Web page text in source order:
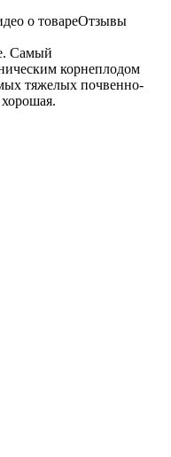
о товареОтзывы
Самый
корнеплодом
тяжелых почвенно-